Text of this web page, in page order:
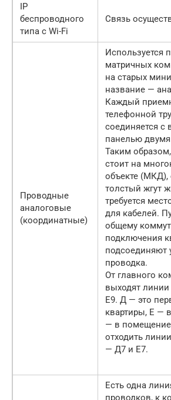
IP
беспроводного
типа с Wi-Fi
Связь
Проводные
аналоговые
(координатные)
Используется
матричных
на старых
название —
Каждый
телефонной
соединяется
панелью
Таким
стоит на
объекте (МКД),
толстый жгут
требуется
для кабелей.
общему
подключения
подсоединяют
проводка.
От главного
выходят
Е9. Д — это
квартиры, Е —
— в помещение
отходить
— Д7 и Е7.
Есть одна
проводков, к